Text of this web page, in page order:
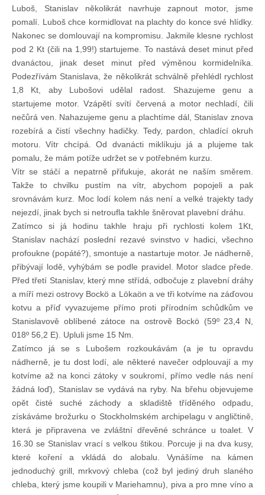
Luboš, Stanislav několikrát navrhuje zapnout motor, jsme
pomalí. Luboš chce kormidlovat na plachty do konce své hlídky.
Nakonec se domlouvají na kompromisu. Jakmile klesne rychlost
pod 2 Kt (čili na 1,99!) startujeme. To nastává deset minut před
dvanáctou, jinak deset minut před výměnou kormidelníka.
Podezřívám Stanislava, že několikrát schválně přehlédl rychlost
1,8 Kt, aby Lubošovi udělal radost. Shazujeme genu a
startujeme motor. Vzápětí svítí červená a motor nechladí, čili
nečůrá ven. Nahazujeme genu a plachtíme dál, Stanislav znova
rozebírá a čistí všechny hadičky. Tedy, pardon, chladící okruh
motoru. Vítr chcípá. Od dvanácti miklíkuju já a plujeme tak
pomalu, že mám potíže udržet se v potřebném kurzu.
Vítr se stáčí a nepatrně přifukuje, akorát ne naším směrem.
Takže to chvilku pustím na vítr, abychom popojeli a pak
srovnávám kurz. Moc lodí kolem nás není a velké trajekty tady
nejezdí, jinak bych si netroufla takhle šněrovat plavební dráhu.
Zatímco si já hodinu takhle hraju při rychlosti kolem 1Kt,
Stanislav nachází poslední rezavé svinstvo v hadici, všechno
profoukne (popáté?), smontuje a nastartuje motor. Je nádherně,
přibývají lodě, vyhýbám se podle pravidel. Motor sladce přede.
Před třetí Stanislav, který mne střídá, odbočuje z plavební dráhy
a míří mezi ostrovy Bockö a Lökaön a ve tři kotvíme na záďovou
kotvu a příď vyvazujeme přímo proti přírodním schůdkům ve
Stanislavově oblíbené zátoce na ostrově Bockö (59º 23,4 N,
018º 56,2 E). Upluli jsme 15 Nm.
Zatímco já se s Lubošem rozkoukávám (a je tu opravdu
nádherně, je tu dost lodí, ale některé navečer odplouvají a my
kotvíme až na konci zátoky v soukromí, přímo vedle nás není
žádná loď), Stanislav se vydává na ryby. Na břehu objevujeme
opět čisté suché záchody a skladiště tříděného odpadu,
získáváme brožurku o Stockholmském archipelagu v angličtině,
která je připravena ve zvláštní dřevěné schránce u toalet. V
16.30 se Stanislav vrací s velkou štikou. Porcuje ji na dva kusy,
které koření a vkládá do alobalu. Vynášíme na kámen
jednoduchý grill, mrkvový chleba (což byl jediný druh slaného
chleba, který jsme koupili v Mariehamnu), piva a pro mne víno a